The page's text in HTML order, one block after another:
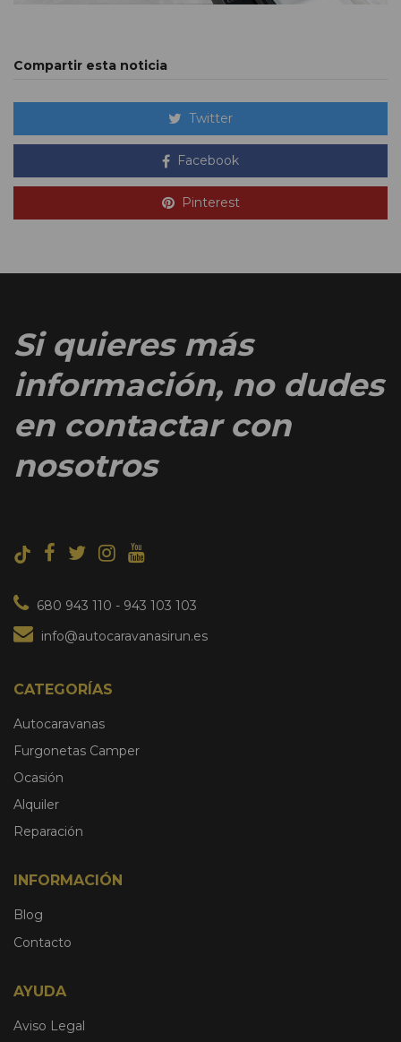
Compartir esta noticia
Twitter
Facebook
Pinterest
Si quieres más
información, no dudes
en contactar con
nosotros
680 943 110 - 943 103 103
info@autocaravanasirun.es
CATEGORÍAS
Autocaravanas
Furgonetas Camper
Ocasión
Alquiler
Reparación
INFORMACIÓN
Blog
Contacto
AYUDA
Aviso Legal